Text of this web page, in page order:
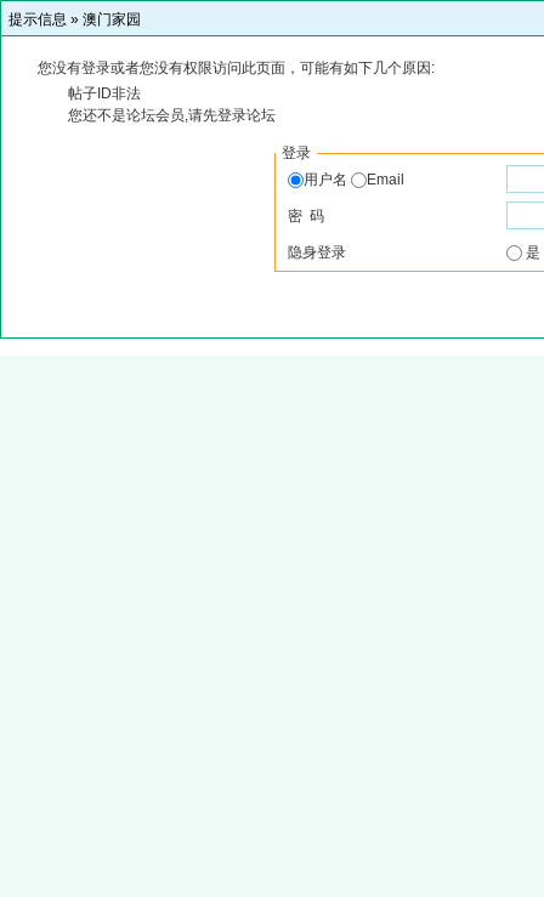
提示信息 » 澳门家园
您没有登录或者您没有权限访问此页面，可能有如下几个原因:
帖子ID非法
您还不是论坛会员,请先登录论坛
登录
用户名
Email
密 码
隐身登录